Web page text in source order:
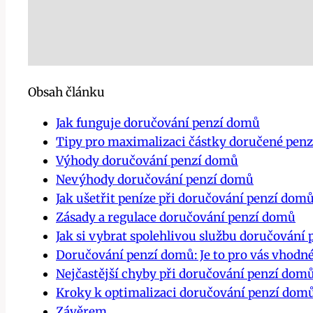
Obsah článku
Jak funguje doručování penzí domů
Tipy pro maximalizaci částky doručené
Výhody doručování penzí domů
Nevýhody doručování penzí domů
Jak ušetřit peníze při doručování penzí domů
Zásady a regulace doručování penzí domů
Jak si vybrat spolehlivou službu doručování
Doručování penzí domů: Je to pro vás
Nejčastější chyby při doručování penzí
Kroky k optimalizaci doručování penzí